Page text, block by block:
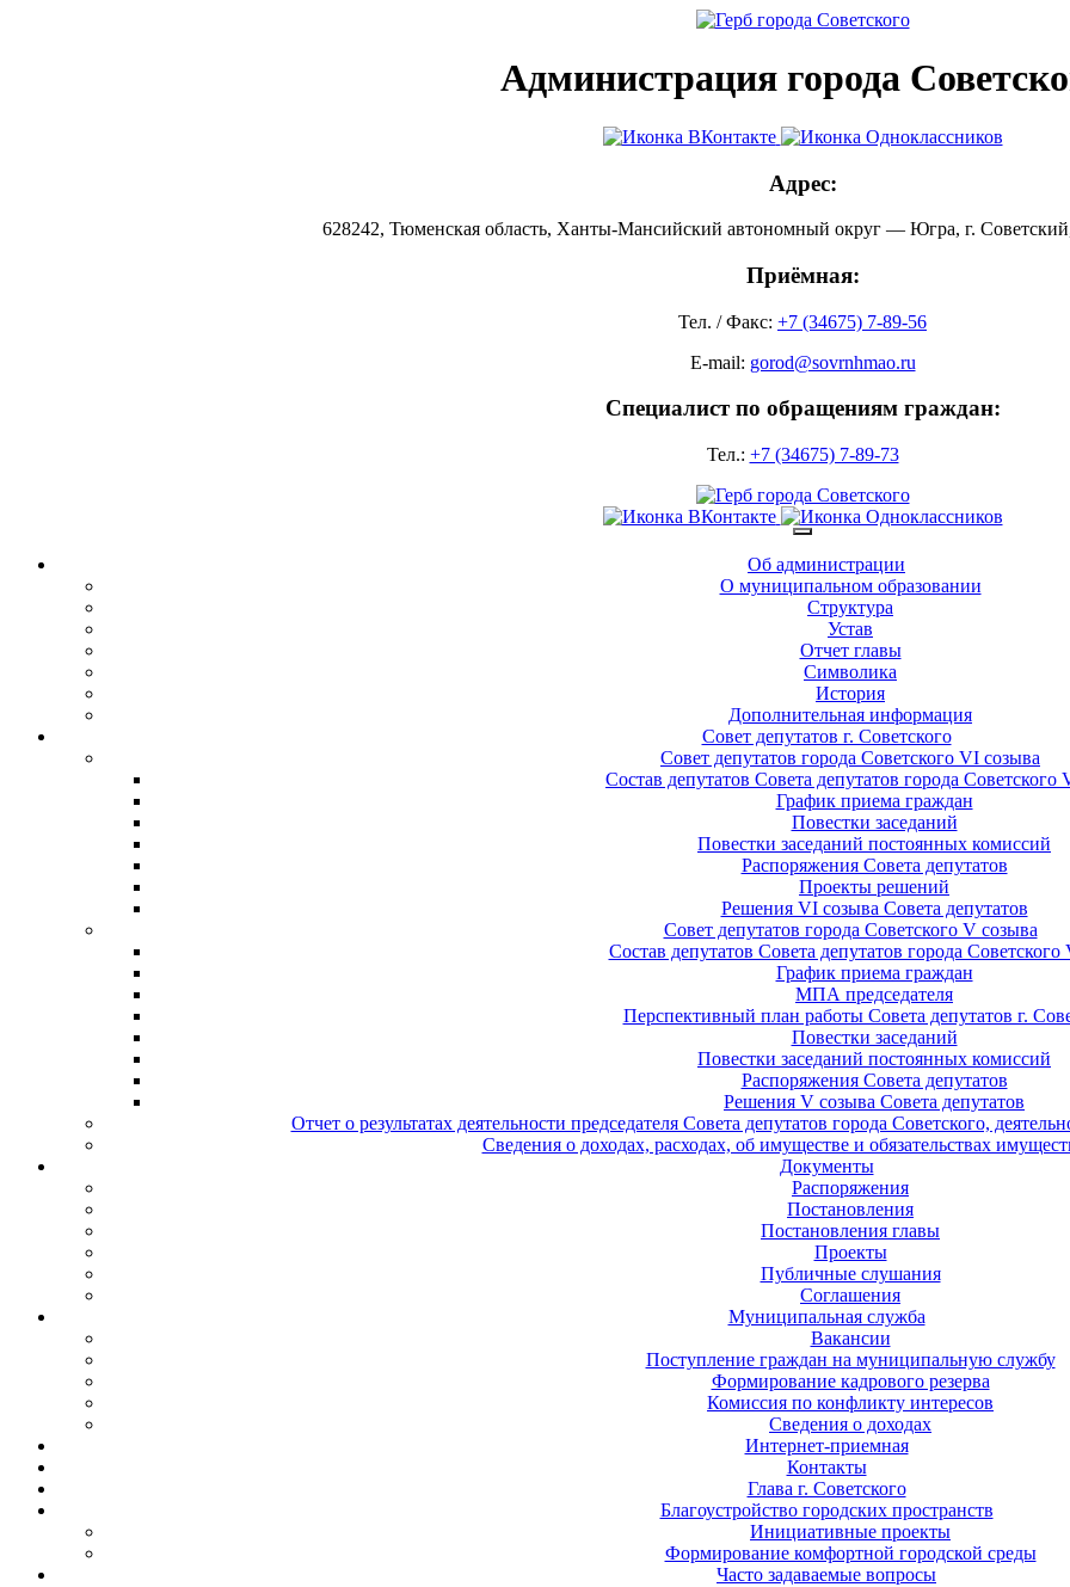
Администрация города
Адрес:
628242, Тюменская область, Ханты-Мансийский автономный округ — Югра, г.
Приёмная:
Тел. / Факс: +7 (34675) 7-89-56
E-mail: gorod@sovrnhmao.ru
Специалист по обращениям граждан:
Тел.: +7 (34675) 7-89-73
Об администрации
О муниципальном образовании
Структура
Устав
Отчет главы
Символика
История
Дополнительная информация
Совет депутатов г. Советского
Совет депутатов города Советского VI созыва
Состав депутатов Совета депутатов города Советского
График приема граждан
Повестки заседаний
Повестки заседаний постоянных комиссий
Распоряжения Совета депутатов
Проекты решений
Решения VI созыва Совета депутатов
Совет депутатов города Советского V созыва
Состав депутатов Совета депутатов города Советского
График приема граждан
МПА председателя
Перспективный план работы Совета депутатов г.
Повестки заседаний
Повестки заседаний постоянных комиссий
Распоряжения Совета депутатов
Решения V созыва Совета депутатов
Отчет о результатах деятельности председателя Совета депутатов города Советского,
Сведения о доходах, расходах, об имуществе и обязательствах
Документы
Распоряжения
Постановления
Постановления главы
Проекты
Публичные слушания
Соглашения
Муниципальная служба
Вакансии
Поступление граждан на муниципальную службу
Формирование кадрового резерва
Комиссия по конфликту интересов
Сведения о доходах
Интернет-приемная
Контакты
Глава г. Советского
Благоустройство городских пространств
Инициативные проекты
Формирование комфортной городской среды
Часто задаваемые вопросы